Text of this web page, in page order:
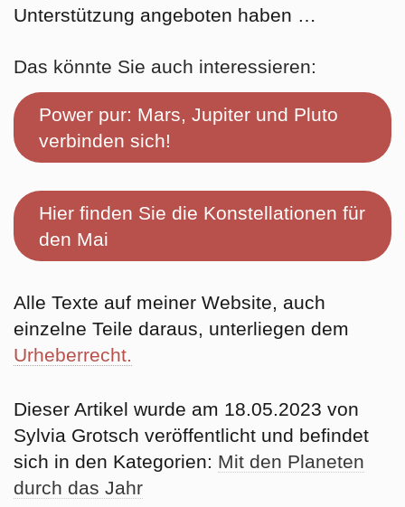
Unterstützung angeboten haben …
Das könnte Sie auch interessieren:
Power pur: Mars, Jupiter und Pluto
verbinden sich!
Hier finden Sie die Konstellationen für
den Mai
Alle Texte auf meiner Website, auch
einzelne Teile daraus, unterliegen dem
Urheberrecht.
Dieser Artikel wurde am 18.05.2023 von
Sylvia Grotsch veröffentlicht und befindet
sich in den Kategorien: Mit den Planeten
durch das Jahr